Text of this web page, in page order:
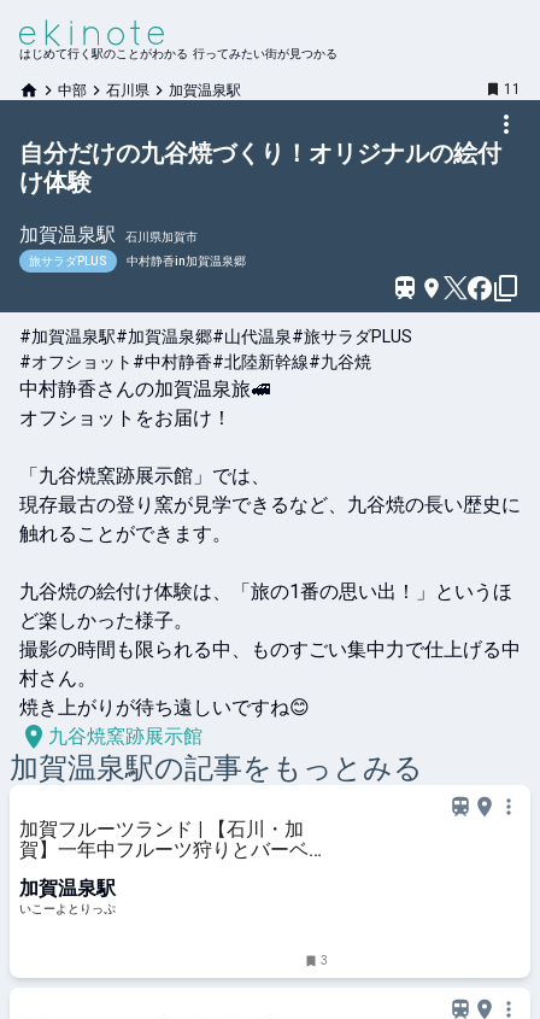
はじめて行く駅のことがわかる 行ってみたい街が見つかる
中部 石川県 加賀温泉駅 11
自分だけの九谷焼づくり！オリジナルの絵付
け体験
加賀温泉駅
石川県加賀市
旅サラダPLUS
中村静香in加賀温泉郷
#加賀温泉駅#加賀温泉郷#山代温泉#旅サラダPLUS
#オフショット #中村静香#北陸新幹線#九谷焼
中村静香さんの加賀温泉旅🚅
オフショットをお届け！
「九谷焼窯跡展示館」では、
現存最古の登り窯が見学できるなど、九谷焼の長い歴史に
触れることができます。
九谷焼の絵付け体験は、「旅の1番の思い出！」というほ
ど楽しかった様子。
撮影の時間も限られる中、ものすごい集中力で仕上げる中
村さん。
焼き上がりが待ち遠しいですね😊
九谷焼窯跡展示館
加賀温泉駅の記事をもっとみる
加賀フルーツランド | 【石川・加
賀】一年中フルーツ狩りとバーベキ
ド」 | 石川県加賀市 | いこーよとり
っぷ
加賀温泉駅
いこーよとりっぷ
3